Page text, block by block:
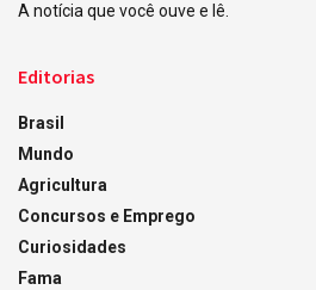
A notícia que você ouve e lê.
Editorias
Brasil
Mundo
Agricultura
Concursos e Emprego
Curiosidades
Fama